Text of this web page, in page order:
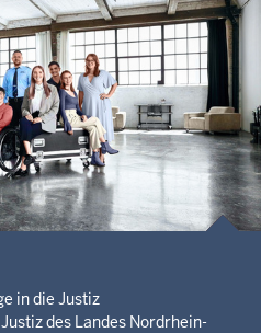
in die Justiz
des Landes Nordrhein-